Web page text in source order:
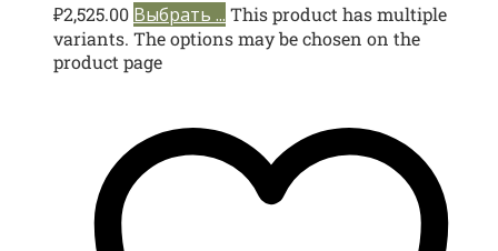
₽2,525.00 Выбрать ... This product has multiple
variants. The options may be chosen on the
product page